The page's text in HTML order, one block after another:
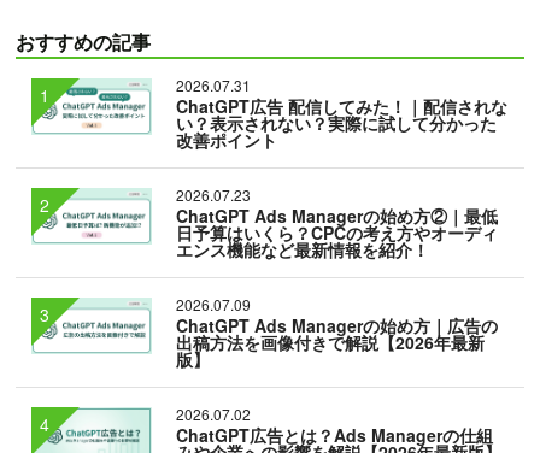
おすすめの記事
2026.07.31
ChatGPT広告 配信してみた！｜配信されな
い？表示されない？実際に試して分かった
改善ポイント
2026.07.23
ChatGPT Ads Managerの始め方②｜最低
日予算はいくら？CPCの考え方やオーディ
エンス機能など最新情報を紹介！
2026.07.09
ChatGPT Ads Managerの始め方｜広告の
出稿方法を画像付きで解説【2026年最新
版】
2026.07.02
ChatGPT広告とは？Ads Managerの仕組